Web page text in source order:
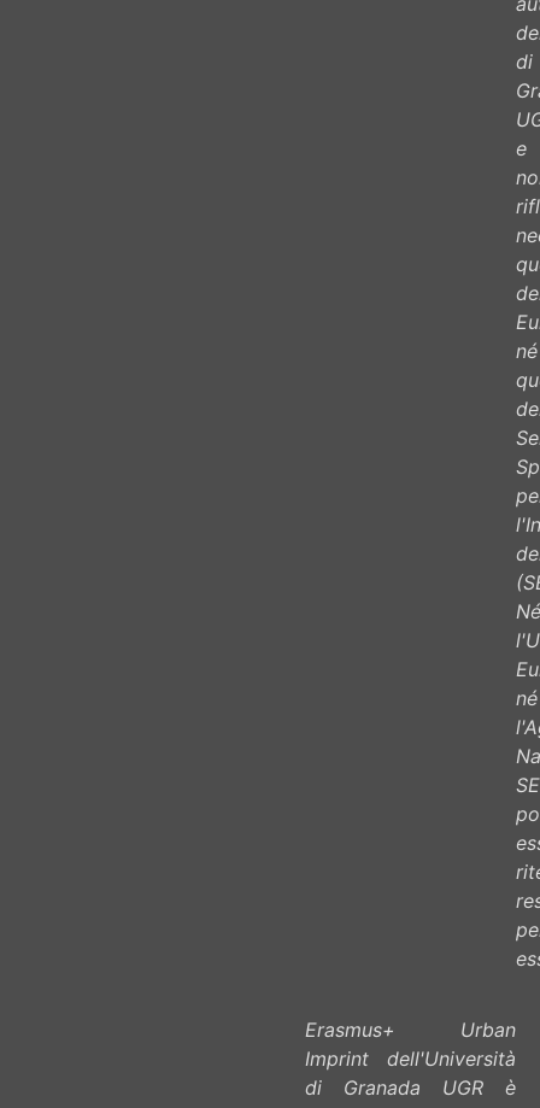
di
e
né
Né
né
Erasmus+ Urban
Imprint dell'Università
di Granada UGR è